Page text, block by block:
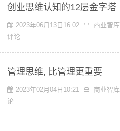
创业思维认知的12层金字塔
2023年06月13日16:02 商业智库
评论
管理思维, 比管理更重要
2023年02月04日10:21 商业智库
论